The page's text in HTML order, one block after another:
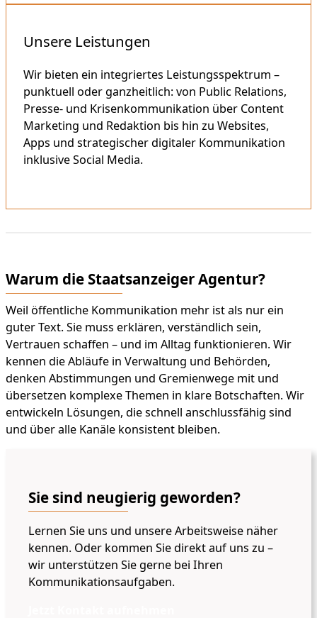
Unsere Leistungen
Wir bieten ein integriertes Leistungsspektrum –
punktuell oder ganzheitlich: von Public Relations,
Presse- und Krisenkommunikation über Content
Marketing und Redaktion bis hin zu Websites,
Apps und strategischer digitaler Kommunikation
inklusive Social Media.
Warum die Staatsanzeiger Agentur?
Weil öffentliche Kommunikation mehr ist als nur ein
guter Text. Sie muss erklären, verständlich sein,
Vertrauen schaffen – und im Alltag funktionieren. Wir
kennen die Abläufe in Verwaltung und Behörden,
denken Abstimmungen und Gremienwege mit und
übersetzen komplexe Themen in klare Botschaften. Wir
entwickeln Lösungen, die schnell anschlussfähig sind
und über alle Kanäle konsistent bleiben.
Sie sind neugierig geworden?
Lernen Sie uns und unsere Arbeitsweise näher
kennen. Oder kommen Sie direkt auf uns zu –
wir unterstützen Sie gerne bei Ihren
Kommunikationsaufgaben.